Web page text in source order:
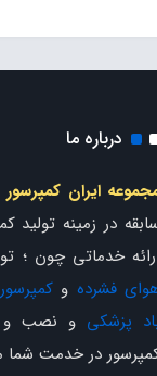
درباره ما
ایران کمپرسور
در زمینه تولید
خدماتی چون ؛
فشرده و
پزشکی و نصب و
در خدمت شما